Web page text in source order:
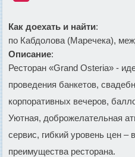
Как доехать и найти:
по Кабдолова (Маречека),
Описание:
Ресторан «Grand Osteria» -
проведения банкетов,
корпоративных вечеров,
Уютная, доброжелательная
сервис, гибкий уровень цен –
преимущества ресторана.